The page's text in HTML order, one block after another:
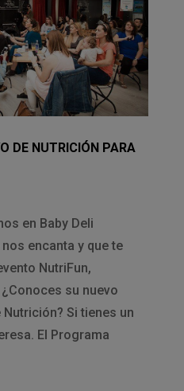
DE NUTRICIÓN PARA
en Baby Deli
encanta y que te
NutriFun,
su nuevo
Si tienes un
El Programa